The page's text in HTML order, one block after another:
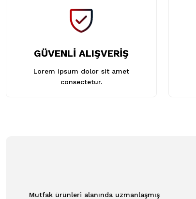
GÜVENLİ ALIŞVERİŞ
Lorem ipsum dolor sit amet
consectetur.
Mutfak ürünleri alanında uzmanlaşmış